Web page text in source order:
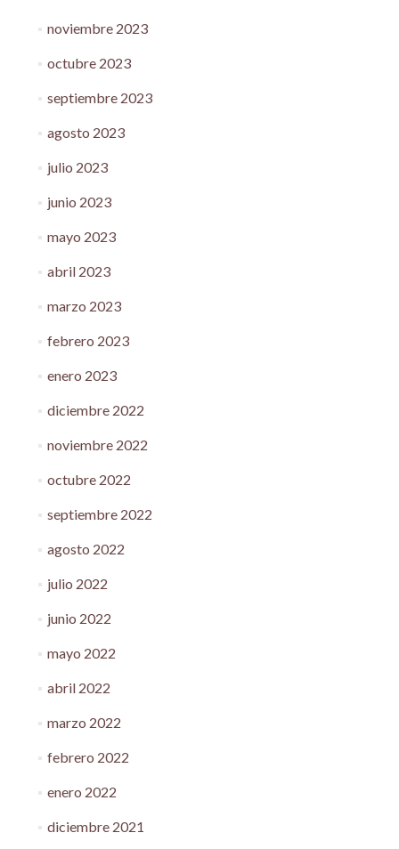
noviembre 2023
octubre 2023
septiembre 2023
agosto 2023
julio 2023
junio 2023
mayo 2023
abril 2023
marzo 2023
febrero 2023
enero 2023
diciembre 2022
noviembre 2022
octubre 2022
septiembre 2022
agosto 2022
julio 2022
junio 2022
mayo 2022
abril 2022
marzo 2022
febrero 2022
enero 2022
diciembre 2021